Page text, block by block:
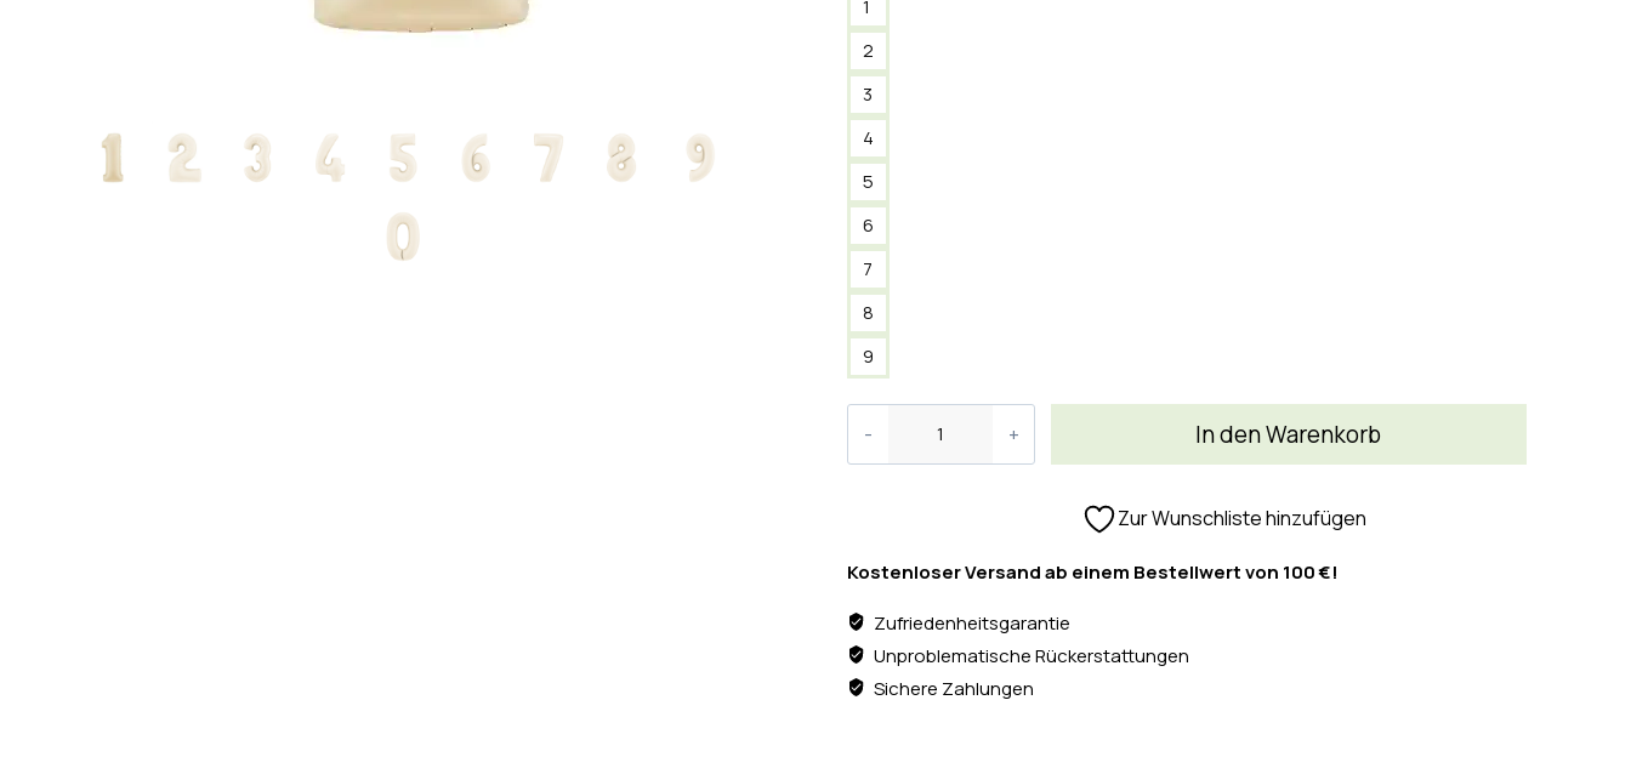
1
2
3
4
5
6
7
8
9
In den Warenkorb
Zur Wunschliste hinzufügen
Kostenloser Versand ab einem Bestellwert von 100 €!
Zufriedenheitsgarantie
Unproblematische Rückerstattungen
Sichere Zahlungen